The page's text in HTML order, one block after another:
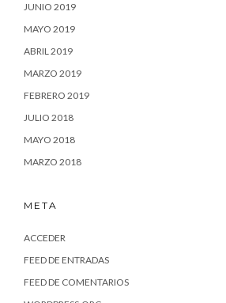
JUNIO 2019
MAYO 2019
ABRIL 2019
MARZO 2019
FEBRERO 2019
JULIO 2018
MAYO 2018
MARZO 2018
META
ACCEDER
FEED DE ENTRADAS
FEED DE COMENTARIOS